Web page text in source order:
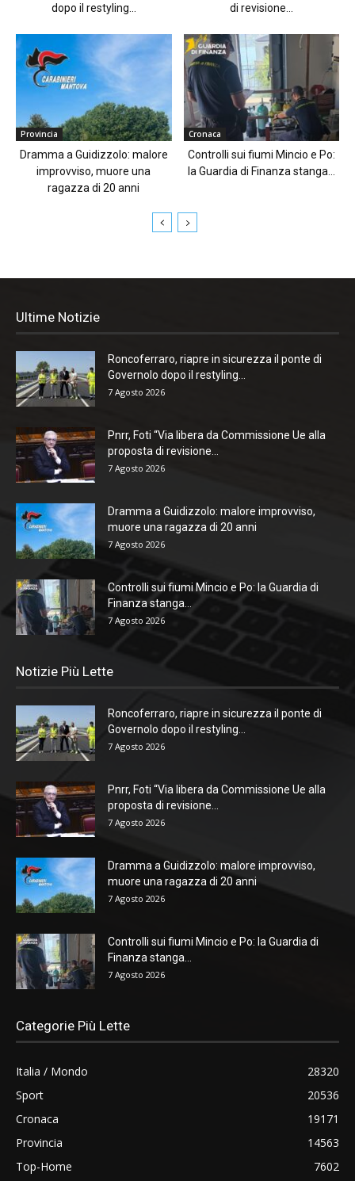
dopo il restyling...
di revisione...
Provincia
Dramma a Guidizzolo: malore
improvviso, muore una
ragazza di 20 anni
Cronaca
Controlli sui fiumi Mincio e Po:
la Guardia di Finanza stanga...
Ultime Notizie
Roncoferraro, riapre in sicurezza il ponte di
Governolo dopo il restyling...
7 Agosto 2026
Pnrr, Foti “Via libera da Commissione Ue alla
proposta di revisione...
7 Agosto 2026
Dramma a Guidizzolo: malore improvviso,
muore una ragazza di 20 anni
7 Agosto 2026
Controlli sui fiumi Mincio e Po: la Guardia di
Finanza stanga...
7 Agosto 2026
Notizie Più Lette
Roncoferraro, riapre in sicurezza il ponte di
Governolo dopo il restyling...
7 Agosto 2026
Pnrr, Foti “Via libera da Commissione Ue alla
proposta di revisione...
7 Agosto 2026
Dramma a Guidizzolo: malore improvviso,
muore una ragazza di 20 anni
7 Agosto 2026
Controlli sui fiumi Mincio e Po: la Guardia di
Finanza stanga...
7 Agosto 2026
Categorie Più Lette
Italia / Mondo
28320
Sport
20536
Cronaca
19171
Provincia
14563
Top-Home
7602